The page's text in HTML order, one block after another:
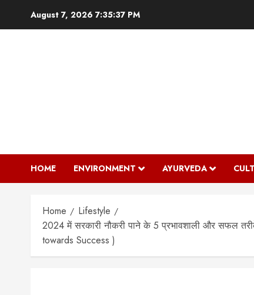
August 7, 2026 7:35:38 PM
HOME ENVIRONMENT AYURVEDA
Home
Lifestyle
2024 में सरकारी नौकरी पाने के 5 प्रभावशाली और सफल
towards Success )